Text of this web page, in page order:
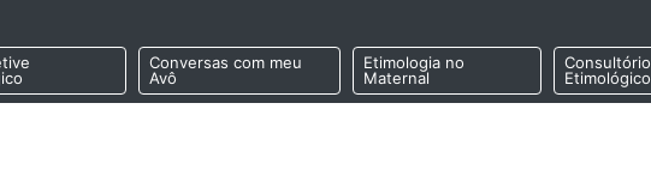
Conversas com meu
Avô
Etimologia no
Maternal
Consultório
Etimológico